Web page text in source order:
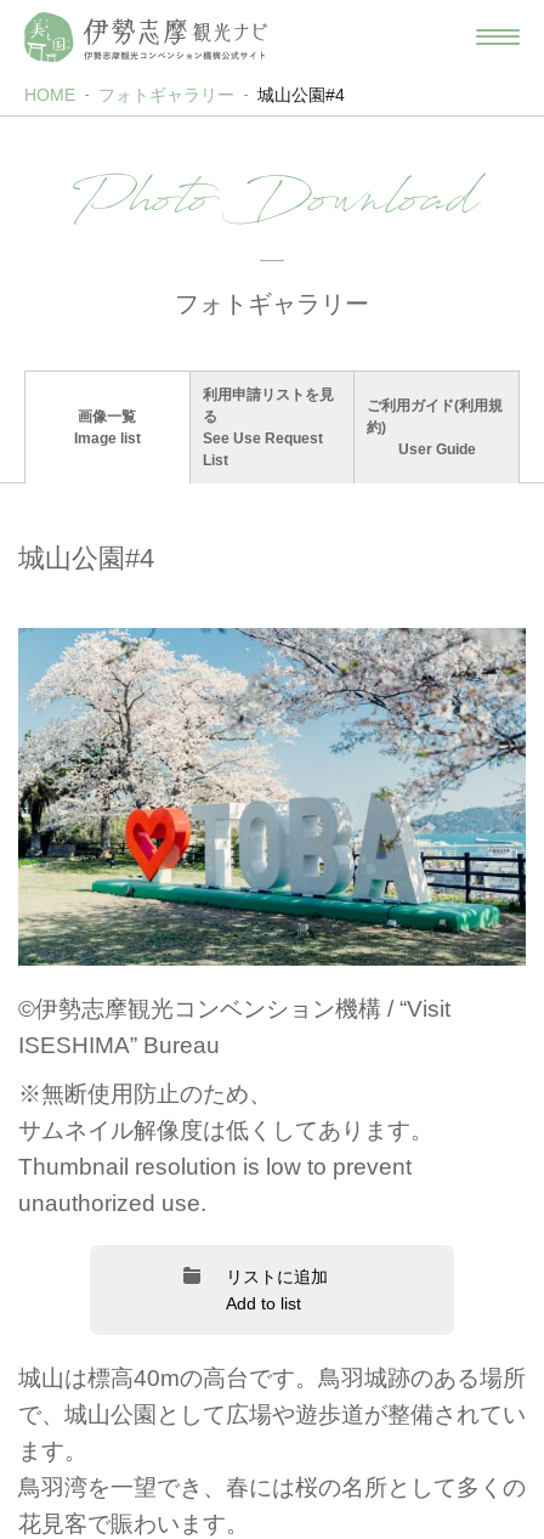
HOME フォトギャラリー 城山公園#4
Photo Download
フォトギャラリー
画像一覧
Image list
利用申請リストを見
る
See Use Request
List
ご利用ガイド(利用規
約)
User Guide
城山公園#4
©伊勢志摩観光コンベンション機構 / “Visit
ISESHIMA” Bureau
※無断使用防止のため、
サムネイル解像度は低くしてあります。
Thumbnail resolution is low to prevent
unauthorized use.
リストに追加
Add to list
城山は標高40mの高台です。鳥羽城跡のある場所
で、城山公園として広場や遊歩道が整備されてい
ます。
鳥羽湾を一望でき、春には桜の名所として多くの
花見客で賑わいます。